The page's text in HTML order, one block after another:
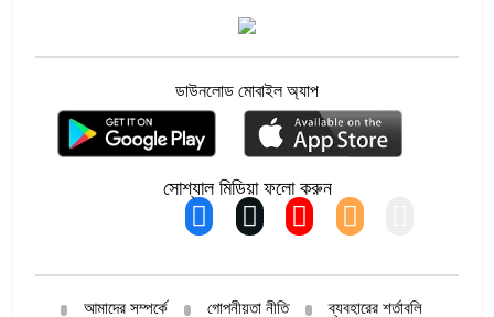
জ্বালানি খাতের সংকট পূর্ববর্তী সরকারের
ব্যর্থতার ফল
নরসিংদীতে জুলাই গণঅভ্যুত্থান দিবস
পালন
পালিত
১৪
ডাউনলোড মোবাইল অ্যাপ
সোশ্যাল মিডিয়া ফলো করুন
আমাদের সম্পর্কে গোপনীয়তা নীতি ব্যবহারের শর্তাবলি